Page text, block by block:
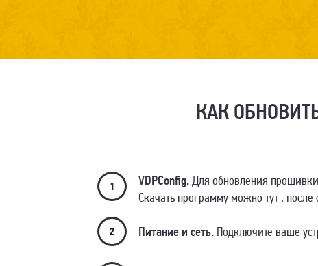
КАК
VDPConfig. Для обновления
Скачать программу можно тут , после
Питание и сеть. Подключите ваше